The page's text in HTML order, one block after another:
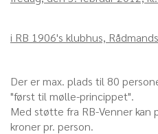
i RB 1906's klubhus,
Der er max. plads til 80
"først til mølle-princippet".
Med støtte fra RB-Venner
kroner pr. person.